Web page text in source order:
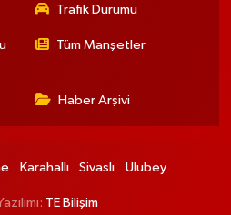
Trafik Durumu
Tüm Manşetler
Haber Arşivi
Karahallı Sivaslı Ulubey
TE Bilişim